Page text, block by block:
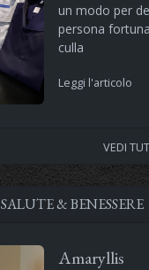
un modo per
persona
culla
Leggi l'articolo
VEDI
SALUTE & BENESSERE
Amaryllis